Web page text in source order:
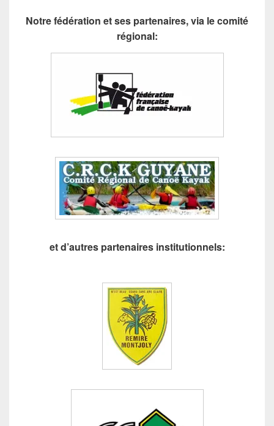
Notre fédération et ses partenaires, via le comité
régional:
et d’autres partenaires institutionnels: